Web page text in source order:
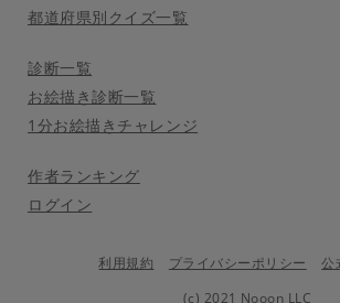
都道府県別クイズ一覧
診断一覧
お絵描き診断一覧
1分お絵描きチャレンジ
作者ランキング
ログイン
利用規約 プライバシーポリシー
公
(c) 2021 Nooon LLC